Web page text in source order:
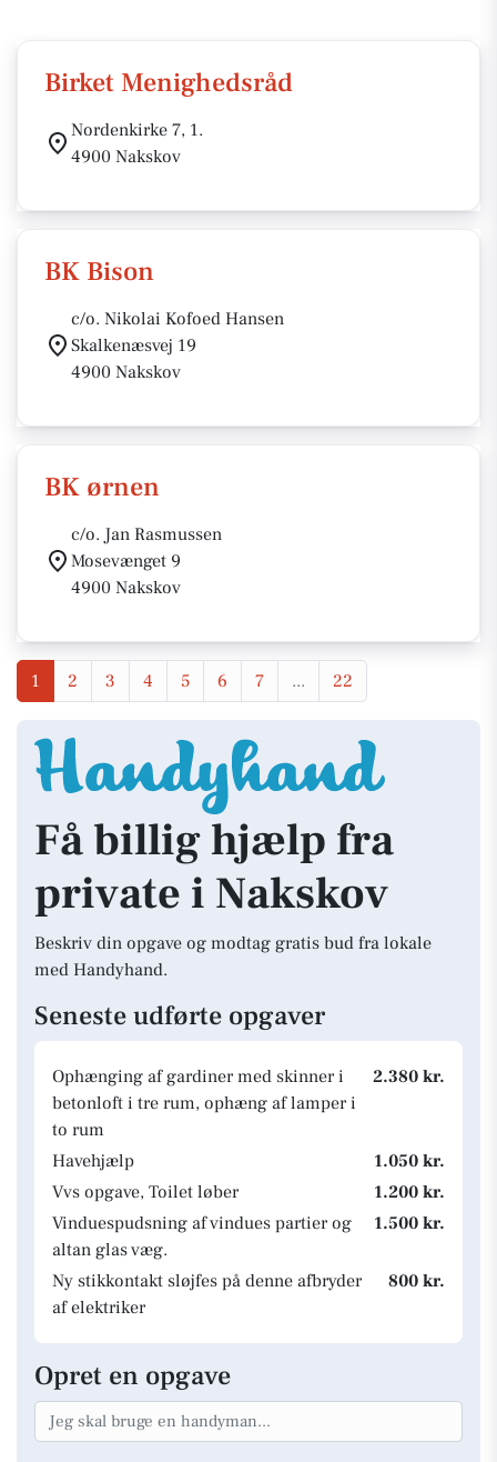
Birket Menighedsråd
Nordenkirke 7, 1.
4900 Nakskov
BK Bison
c/o. Nikolai Kofoed Hansen
Skalkenæsvej 19
4900 Nakskov
BK ørnen
c/o. Jan Rasmussen
Mosevænget 9
4900 Nakskov
1 2 3 4 5 6 7 ... 22
Få billig hjælp fra
private i Nakskov
Beskriv din opgave og modtag gratis bud fra lokale
med Handyhand.
Seneste udførte opgaver
Ophænging af gardiner med skinner i
betonloft i tre rum, ophæng af lamper i
to rum
2.380 kr.
Havehjælp
1.050 kr.
Vvs opgave, Toilet løber
1.200 kr.
Vinduespudsning af vindues partier og
altan glas væg.
1.500 kr.
Ny stikkontakt sløjfes på denne afbryder
af elektriker
800 kr.
Opret en opgave